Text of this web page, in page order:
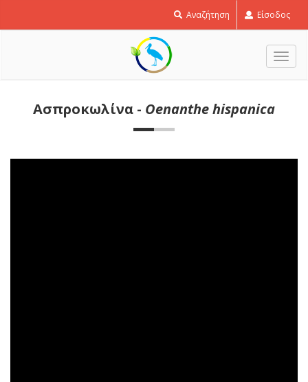
Αναζήτηση Είσοδος
Ασπροκωλίνα - Oenanthe hispanica